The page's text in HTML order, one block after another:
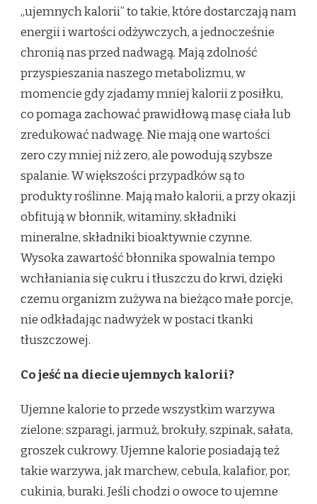
„ujemnych kalorii” to takie, które dostarczają nam
energii i wartości odżywczych, a jednocześnie
chronią nas przed nadwagą. Mają zdolność
przyspieszania naszego metabolizmu, w
momencie gdy zjadamy mniej kalorii z posiłku,
co pomaga zachować prawidłową masę ciała lub
zredukować nadwagę. Nie mają one wartości
zero czy mniej niż zero, ale powodują szybsze
spalanie. W większości przypadków są to
produkty roślinne. Mają mało kalorii, a przy okazji
obfitują w błonnik, witaminy, składniki
mineralne, składniki bioaktywnie czynne.
Wysoka zawartość błonnika spowalnia tempo
wchłaniania się cukru i tłuszczu do krwi, dzięki
czemu organizm zużywa na bieżąco małe porcje,
nie odkładając nadwyżek w postaci tkanki
tłuszczowej.
Co jeść na diecie ujemnych kalorii?
Ujemne kalorie to przede wszystkim warzywa
zielone: szparagi, jarmuż, brokuły, szpinak, sałata,
groszek cukrowy. Ujemne kalorie posiadają też
takie warzywa, jak marchew, cebula, kalafior, por,
cukinia, buraki. Jeśli chodzi o owoce to ujemne